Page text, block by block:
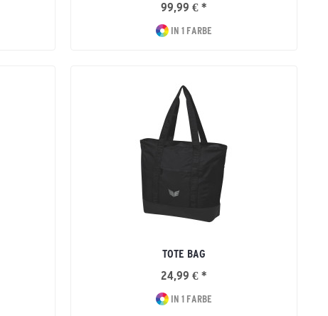
99,99 € *
IN 1 FARBE
TOTE BAG
24,99 € *
IN 1 FARBE